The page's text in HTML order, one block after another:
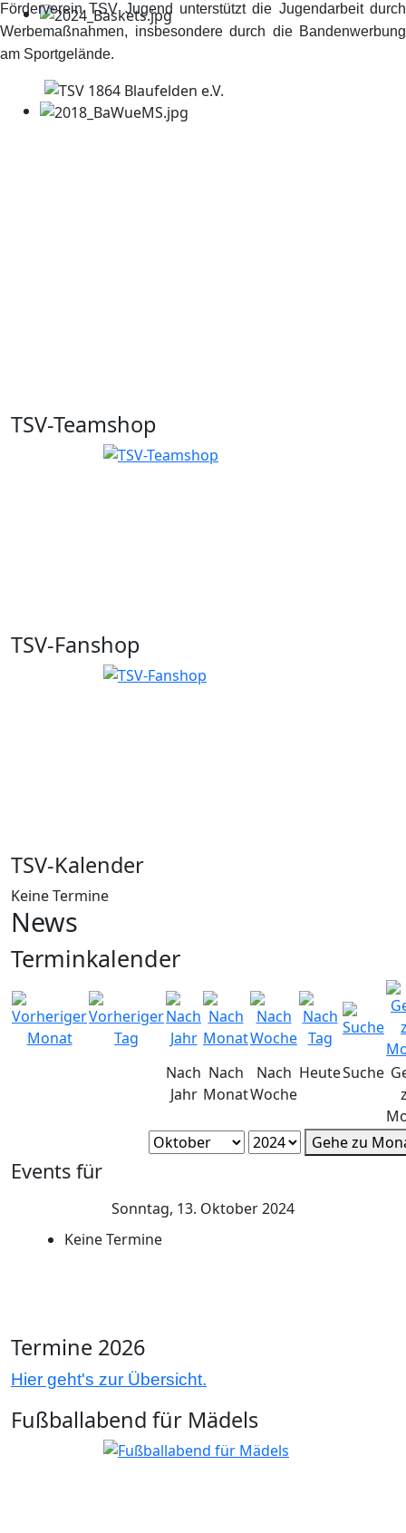
Förderverein TSV Jugend unterstützt die Jugendarbeit durch
Werbemaßnahmen, insbesondere durch die Bandenwerbung
am Sportgelände.
TSV-Teamshop
TSV-Fanshop
TSV-Kalender
Keine Termine
News
Terminkalender
Nach
Jahr
Nach
Monat
Nach
Woche
HeuteSuche
Gehe zu
Events für
Sonntag, 13. Oktober 2024
Keine Termine
Termine 2026
Hier geht's zur Übersicht.
Fußballabend für Mädels